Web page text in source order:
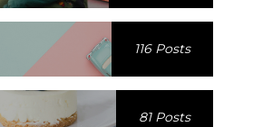
116 Posts
81 Posts